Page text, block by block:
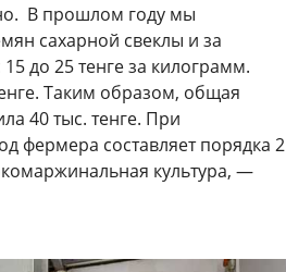
В прошлом году мы
сахарной свеклы и за
до 25 тенге за килограмм.
Таким образом, общая
40 тыс. тенге. При
фермера составляет порядка 2
культура, —